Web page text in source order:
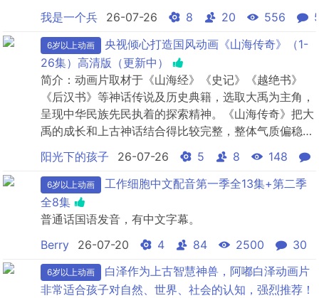
入搞笑剧情，让孩子在欢笑中轻松拓展知识面。
我是一个兵 26-07-26 8 20 556
6岁以上动画
央视倾心打造国风动画《山海传奇》（1-
26集）高清版（更新中）
简介：动画片取材于《山海经》《史记》《越绝书》
《后汉书》等神话传说及历史典籍，选取大禹为主角，
呈现中华民族先民执着的探索精神。《山海传奇》把大
禹的成长和上古神话结合得比较完整，整体气质偏稳，
画面也有明显的国风审美。故事不算轻松，但节奏和表
达都比较克制，适合对传统文化和国漫感兴趣的人。如
果孩子想看一部有文化底色、也有一定制作诚意的国产
动画，这部可以看看。推荐！
阳光下的孩子 26-07-26 5 8 148
6岁以上动画
工作细胞中文配音第一季全13集+第二季
全8集
普通话国语发音，有中文字幕。
Berry
26-07-20 4 84 2500 30
6岁以上动画
白泽作为上古智慧神兽，阿嘟白泽动画片
非常适合孩子对自然、世界、社会的认知，强烈推荐！